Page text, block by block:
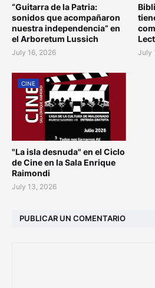
“Guitarra de la Patria:
sonidos que acompañaron
nuestra independencia” en
el Arboretum Lussich
July 16, 2026 July
CINE
"La isla desnuda" en el Ciclo
de Cine en la Sala Enrique
Raimondi
July 13, 2026
PUBLICAR UN COMENTARIO